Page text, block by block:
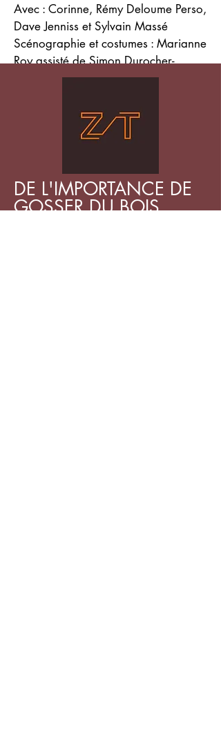
Avec : Corinne, Rémy Deloume Perso,
Dave Jenniss et Sylvain Massé
Scénographie et costumes : Marianne
Roy assisté de Simon Durocher-
DE L'IMPORTANCE DE
GOSSER DU BOIS